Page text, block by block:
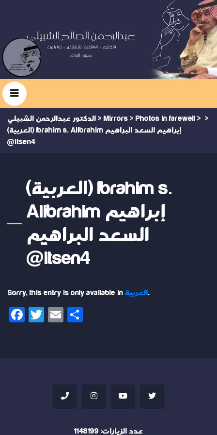
الدكتور عبدالرحمن الشبيلي > Mirrors > Photos in farewell > >
(العربية) Ibrahim s. Alibrahim إبراهيم السعد البراهيم
@itsen4
(العربية) Ibrahim s.
Alibrahim إبراهيم
السعد البراهيم
@itsen4
Sorry, this entry is only available in العربية .
Facebook
Twitter
Email
عدد الزيارات: 1148199